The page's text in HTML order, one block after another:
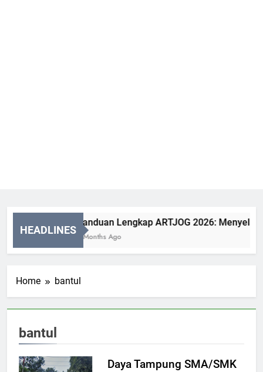
HEADLINES
Panduan Lengkap ARTJOG 2026:
2 Months Ago
Home bantul
bantul
Daya Tampung SMA/SMK